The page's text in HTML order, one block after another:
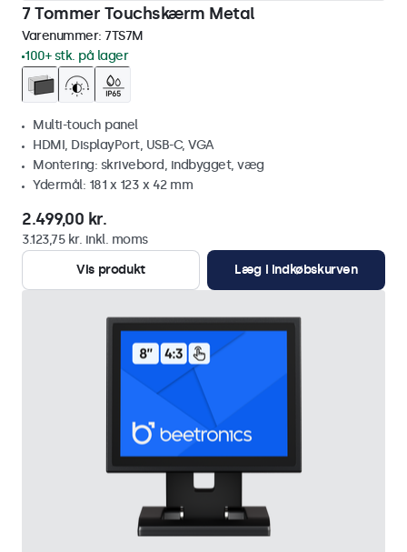
7 Tommer Touchskærm Metal
Varenummer: 7TS7M
100+ stk. på lager
Multi-touch panel
HDMI, DisplayPort, USB-C, VGA
Montering: skrivebord, indbygget, væg
Ydermål: 181 x 123 x 42 mm
2.499,00 kr.
3.123,75 kr. inkl. moms
Vis produkt
Læg i indkøbskurven